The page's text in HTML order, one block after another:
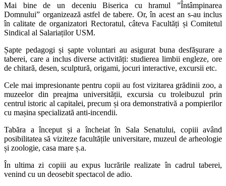
Mai bine de un deceniu Biserica cu hramul ”Întâmpinarea
Domnului” organizează astfel de tabere. Or, în acest an s-au inclus
în calitate de organizatori Rectoratul, câteva Facultăți și Comitetul
Sindical al Salariaților USM.
Șapte pedagogi și șapte voluntari au asigurat buna desfășurare a
taberei, care a inclus diverse activități: studierea limbii engleze, ore
de chitară, desen, sculptură, origami, jocuri interactive, excursii etc.
Cele mai impresionante pentru copii au fost vizitarea grădinii zoo, a
muzeelor din preajma universității, excursia cu troleibuzul prin
centrul istoric al capitalei, precum și ora demonstrativă a pompierilor
cu mașina specializată anti-incendii.
Tabăra a început și a încheiat în Sala Senatului, copiii având
posibilitatea să viziteze facultățile universitare, muzeul de arheologie
și zoologie, casa mare ș.a.
În ultima zi copiii au expus lucrările realizate în cadrul taberei,
venind cu un deosebit spectacol de adio.